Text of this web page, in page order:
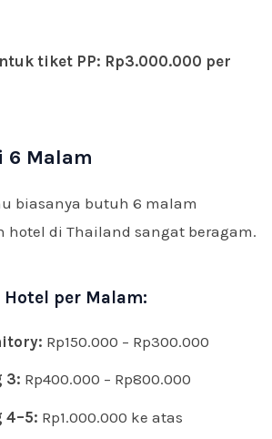
tiket PP: Rp3.000.000 per
6 Malam
biasanya butuh 6 malam
hotel di Thailand sangat beragam.
per Malam:
Rp150.000 – Rp300.000
3: Rp400.000 – Rp800.000
4–5: Rp1.000.000 ke atas